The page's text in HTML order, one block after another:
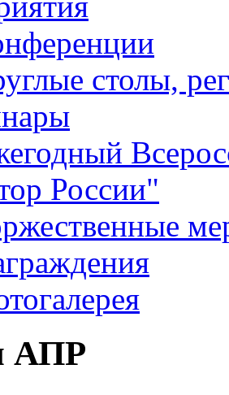
столы,
России"
АПР